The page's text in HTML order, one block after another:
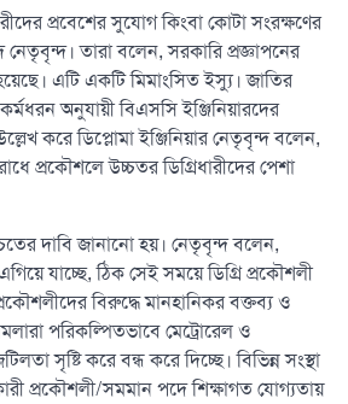
প্রবেশের সুযোগ কিংবা কোটা সংরক্ষণের
নেতৃবৃন্দ। তারা বলেন, সরকারি প্রজ্ঞাপনের
এটি একটি মিমাংসিত ইস্যু। জাতির
অনুযায়ী বিএসসি ইঞ্জিনিয়ারদের
করে ডিপ্লোমা ইঞ্জিনিয়ার নেতৃবৃন্দ বলেন,
প্রকৌশলে উচ্চতর ডিগ্রিধারীদের পেশা
দাবি জানানো হয়। নেতৃবৃন্দ বলেন,
যাচ্ছে, ঠিক সেই সময়ে ডিগ্রি প্রকৌশলী
বিরুদ্ধে মানহানিকর বক্তব্য ও
আমলারা পরিকল্পিতভাবে মেট্রোরেল ও
সৃষ্টি করে বন্ধ করে দিচ্ছে। বিভিন্ন সংস্থা
প্রকৌশলী/সমমান পদে শিক্ষাগত যোগ্যতায়